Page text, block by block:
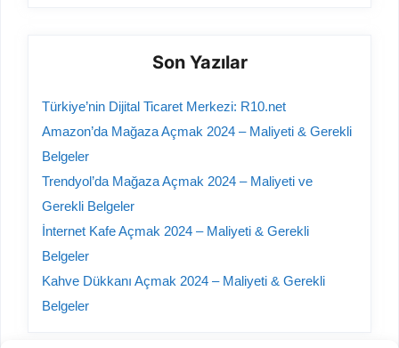
Son Yazılar
Türkiye’nin Dijital Ticaret Merkezi: R10.net
Amazon’da Mağaza Açmak 2024 – Maliyeti & Gerekli
Belgeler
Trendyol’da Mağaza Açmak 2024 – Maliyeti ve
Gerekli Belgeler
İnternet Kafe Açmak 2024 – Maliyeti & Gerekli
Belgeler
Kahve Dükkanı Açmak 2024 – Maliyeti & Gerekli
Belgeler